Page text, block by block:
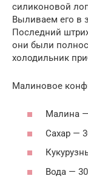
силиконовой
Выливаем его в
Последний
они были
холодильник
Малиновое
Малина —
Caxap —
Вода —